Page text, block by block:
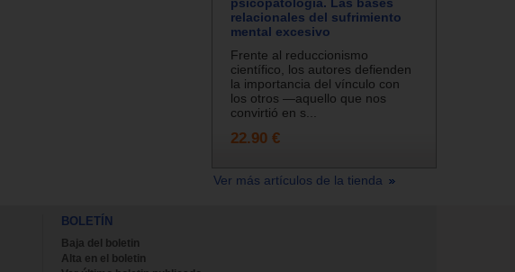
relacionales del sufrimiento
mental excesivo
Frente al reduccionismo
científico, los autores defienden
la importancia del vínculo con
los otros —aquello que nos
convirtió en s...
22.90 €
Ver más artículos de la tienda
BOLETÍN
Baja del boletin
Alta en el boletin